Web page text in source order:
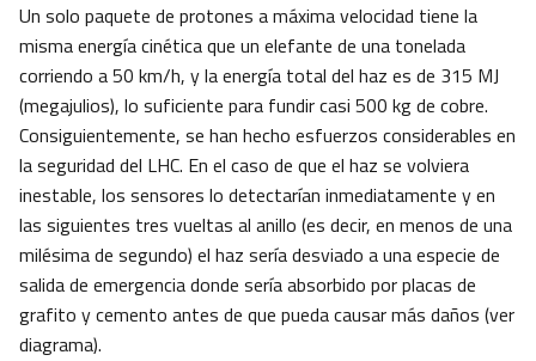
Un solo paquete de protones a máxima velocidad tiene la
misma energía cinética que un elefante de una tonelada
corriendo a 50 km/h, y la energía total del haz es de 315 MJ
(megajulios), lo suficiente para fundir casi 500 kg de cobre.
Consiguientemente, se han hecho esfuerzos considerables en
la seguridad del LHC. En el caso de que el haz se volviera
inestable, los sensores lo detectarían inmediatamente y en
las siguientes tres vueltas al anillo (es decir, en menos de una
milésima de segundo) el haz sería desviado a una especie de
salida de emergencia donde sería absorbido por placas de
grafito y cemento antes de que pueda causar más daños (ver
diagrama).